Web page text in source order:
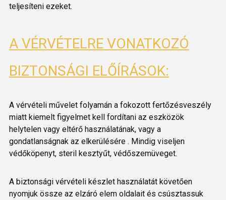
teljesíteni ezeket.
A VÉRVÉTELRE VONATKOZÓ
BIZTONSÁGI ELŐÍRÁSOK:
A vérvételi művelet folyamán a fokozott fertőzésveszély
miatt kiemelt figyelmet kell fordítani az eszközök
helytelen vagy eltérő használatának, vagy a
gondatlanságnak az elkerülésére . Mindig viseljen
védőköpenyt, steril kesztyűt, védőszemüveget.
A biztonsági vérvételi készlet használatát követően
nyomjuk össze az elzáró elem oldalait és csúsztassuk